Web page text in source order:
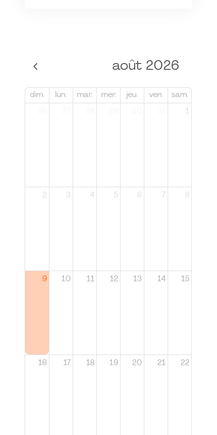
août 2026
dim. lun. mar. mer. jeu. ven. sam.
1
2 3 4 5 6 7 8
9 10 11 12 13 14 15
16 17 18 19 20 21 22